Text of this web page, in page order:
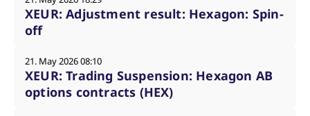
XEUR: Adjustment result: Hexagon: Spin-
off
21. May 2026 08:10
XEUR: Trading Suspension: Hexagon AB
options contracts (HEX)